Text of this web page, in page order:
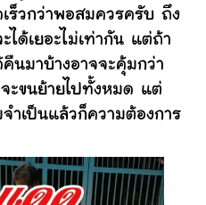
ร็วกว่าพอสมควรครับ ถึง
ได้เยอะไม่เท่ากัน แต่ถ้า
นมาบ้างอาจจะคุ้มกว่า
ะขนย้ายไปทั้งหมด แต่
ำเป็นแล้วก็ความต้องการ